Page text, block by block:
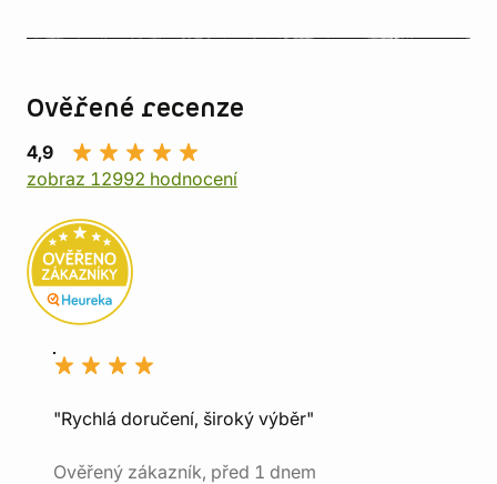
Ověřené recenze
4,9
zobraz 12992 hodnocení
"Rychlá doručení, široký výběr"
Ověřený zákazník, před 1 dnem